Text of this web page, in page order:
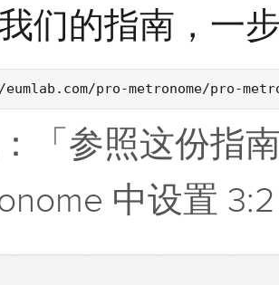
们的指南，一
pro-metronome/pro-
「参照这份指
中设置